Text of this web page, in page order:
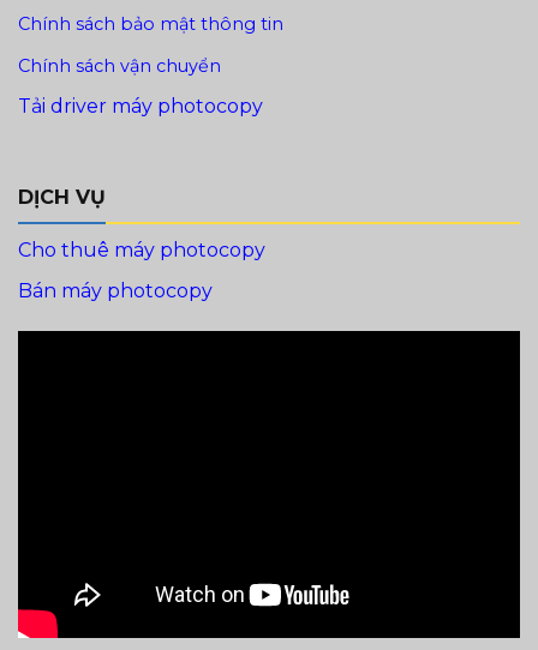
Chính sách bảo mật thông tin
Chính sách vận chuyển
Tải driver máy photocopy
DỊCH VỤ
Cho thuê máy photocopy
Bán máy photocopy